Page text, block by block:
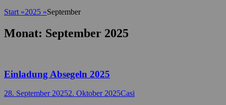
Start »2025 »September
Monat: September 2025
Einladung Absegeln 2025
Posted
28. September 20252. Oktober 2025Autor
Casi